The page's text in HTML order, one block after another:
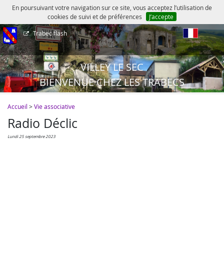
En poursuivant votre navigation sur ce site, vous acceptez l’utilisation de
cookies de suivi et de préférences
J’accepte
Trabec flash
VILLEY LE SEC
BIENVENUE CHEZ LES TRABECS
Accueil >Vie associative
Radio Déclic
lundi 25 septembre 2023